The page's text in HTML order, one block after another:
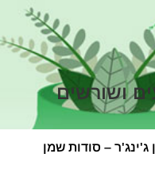
ושורשים
ג'ינג'ר – סודות שמן